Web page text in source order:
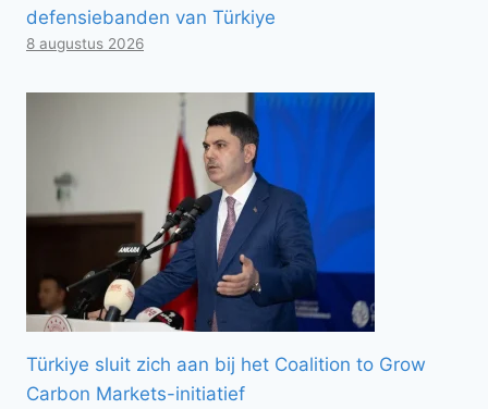
defensiebanden van Türkiye
8 augustus 2026
Türkiye sluit zich aan bij het Coalition to Grow
Carbon Markets-initiatief